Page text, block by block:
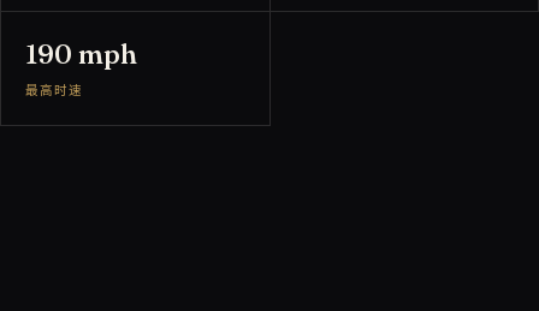
190 mph
最高时速